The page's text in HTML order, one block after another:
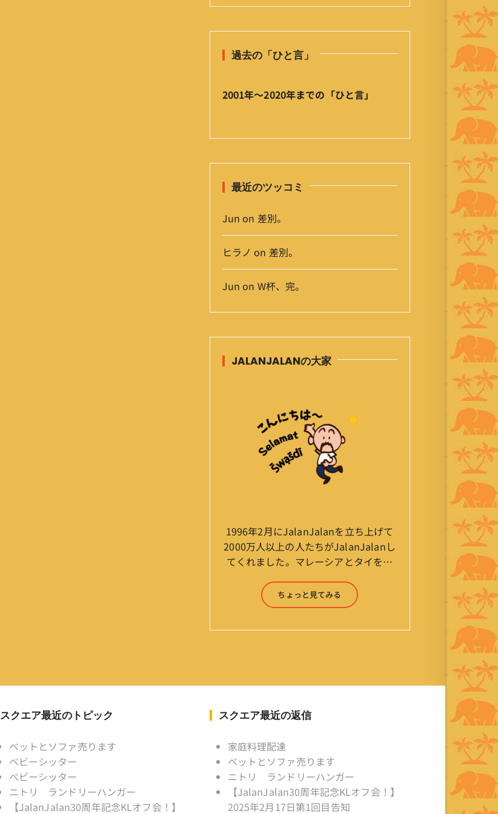
ひ
言
ア
イ
過去の「ひと言」
2001年〜2020年までの「ひと言」
最近のツッコミ
Jun on 差別。
ヒラノ on 差別。
Jun on W杯、完。
JALANJALANの大家
1996年2月にJalanJalanを立ち上げて
2000万人以上の人たちがJalanJalanし
てくれました。マレーシアとタイを行
ットーに鼻くそほじりながらやってま
す。 山森 淳（Jun Yamamori） 生年
味 ：写真 スポーツ ：水泳
ぎ) テニス、スキー、ロ
ル KLソフトボール
「JalanJalan」「J Bothers」の監
督 BKKソフトボール
「おぼんこぼん 」監督 マレーシア歴：
1991年から31年目 タイ歴 ：
ちょっと見てみる
スクエア最近のトピック
ベットとソファ売ります
ベビーシッター
ベビーシッター
ニトリ ランドリーハンガー
【JalanJalan30周年記念KLオフ会！】
スクエア最近の返信
家庭料理配達
ベットとソファ売ります
ニトリ ランドリーハンガー
【JalanJalan30周年記念KLオフ会！】
2025年2月17日第1回目告知